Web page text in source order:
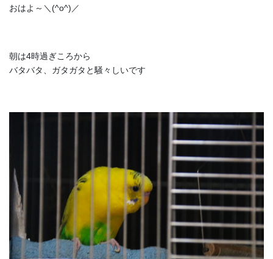
おはよ～＼(^o^)／
朝は4時過ぎころから
バタバタ、ガタガタと騒々しいです